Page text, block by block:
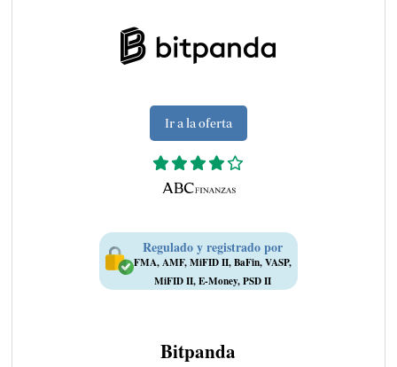
Ir a la oferta
Regulado y registrado por
FMA, AMF, MiFID II, BaFin, VASP,
MiFID II, E-Money, PSD II
Bitpanda